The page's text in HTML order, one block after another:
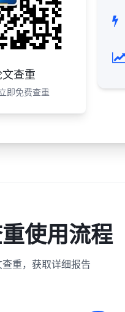
查重
即免费查重
使用流程
重，获取详细报告